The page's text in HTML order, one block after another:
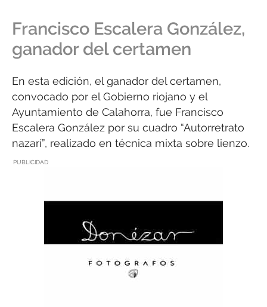
Francisco Escalera González,
ganador del certamen
En esta edición, el ganador del certamen,
convocado por el Gobierno riojano y el
Ayuntamiento de Calahorra, fue Francisco
Escalera González por su cuadro “Autorretrato
nazarí”, realizado en técnica mixta sobre lienzo.
PUBLICIDAD